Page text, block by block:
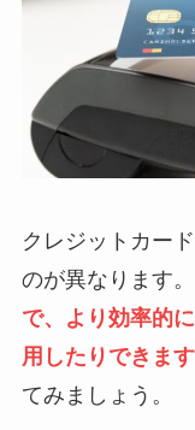
クレジットカー
のが異なります。
で、より効率的
用したりできます
てみましょう。